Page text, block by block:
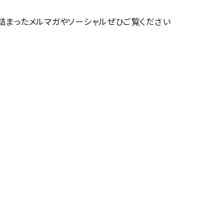
ったメルマガやソーシャルぜひご覧ください